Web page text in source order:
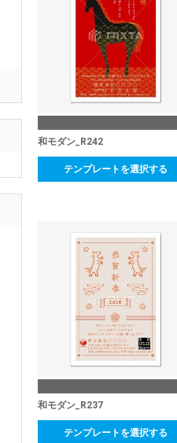
和モダン_R242
テンプレートを選択する
和モダン_R237
テンプレートを選択する